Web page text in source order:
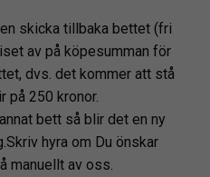
skicka tillbaka bettet (fri
av på köpesumman för
dvs. det kommer att stå
på 250 kronor.
bett så blir det en ny
hyra om Du önskar
manuellt av oss.